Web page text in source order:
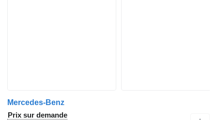
Mercedes-Benz
Prix sur demande